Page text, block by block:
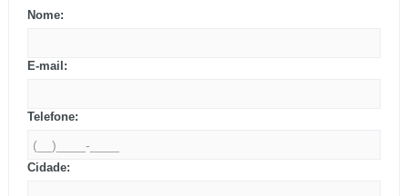
Nome:
E-mail:
Telefone:
Cidade: